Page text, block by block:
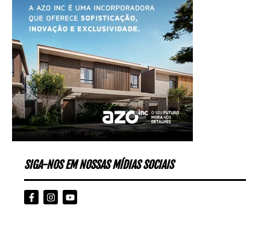
SIGA-NOS EM NOSSAS MÍDIAS SOCIAIS